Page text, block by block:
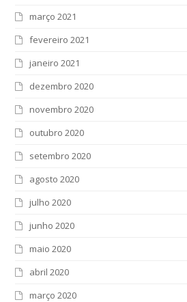
março 2021
fevereiro 2021
janeiro 2021
dezembro 2020
novembro 2020
outubro 2020
setembro 2020
agosto 2020
julho 2020
junho 2020
maio 2020
abril 2020
março 2020